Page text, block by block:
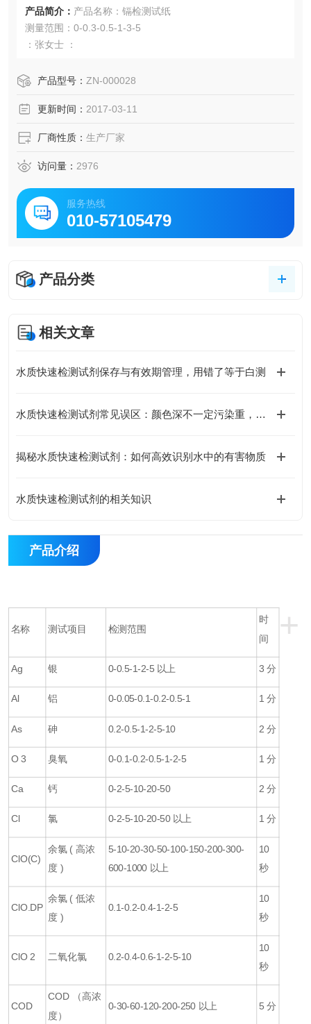
产品简介： 产品名称：镉检测试纸
测量范围：0-0.3-0.5-1-3-5
：张女士 ：
产品型号： ZN-000028
更新时间： 2017-03-11
厂商性质： 生产厂家
访问量： 2976
服务热线
010-57105479
产品分类
相关文章
水质快速检测试剂保存与有效期管理，用错了等于白测
水质快速检测试剂常见误区：颜色深不一定污染重，这几个坑别再踩了
揭秘水质快速检测试剂：如何高效识别水中的有害物质
水质快速检测试剂的相关知识
产品介绍
+
名称 测试项目 检测范围
时
间
Ag 银 0-0.5-1-2-5 以上 3分
Al 铝 0-0.05-0.1-0.2-0.5-1 1分
As 砷 0.2-0.5-1-2-5-10 2分
O 3 臭氧 0-0.1-0.2-0.5-1-2-5 1分
Ca 钙 0-2-5-10-20-50 2分
Cl 氯 0-2-5-10-20-50 以上 1分
ClO(C)
余氯 ( 高浓
度 )
5-10-20-30-50-100-150-200-300-
600-1000 以上
10
秒
ClO.DP
余氯 ( 低浓
度 )
0.1-0.2-0.4-1-2-5
10
秒
ClO 2 二氧化氯 0.2-0.4-0.6-1-2-5-10
10
秒
COD
COD （高浓
度）
0-30-60-120-200-250 以上 5分